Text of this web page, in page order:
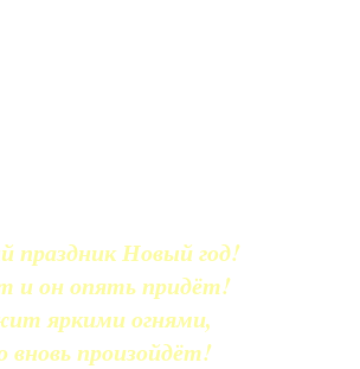
Новый год!
и он опять придёт!
яркими огнями,
вновь произойдёт!